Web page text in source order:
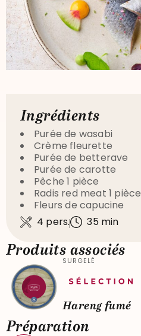
Ingrédients
Purée de wasabi
Crème fleurette
Purée de betterave
Purée de carotte
Pêche 1 pièce
Radis red meat 1 pièce
Fleurs de capucine
4 pers.
35 min
Produits associés
SURGELÉ
Hareng fumé
Préparation